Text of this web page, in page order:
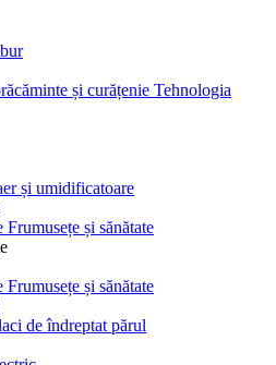
Tehnologia
și umidificatoare
Frumusețe și sănătate
Frumusețe și sănătate
de îndreptat părul